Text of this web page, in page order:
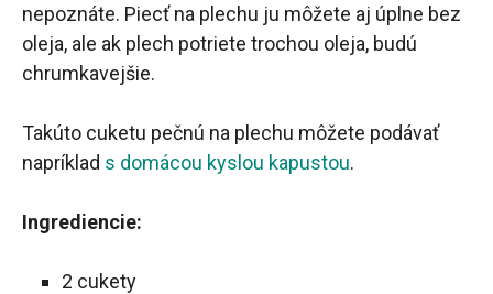
nepoznáte. Piecť na plechu ju môžete aj úplne bez
oleja, ale ak plech potriete trochou oleja, budú
chrumkavejšie.
Takúto cuketu pečnú na plechu môžete podávať
napríklad s domácou kyslou kapustou.
Ingrediencie:
2 cukety